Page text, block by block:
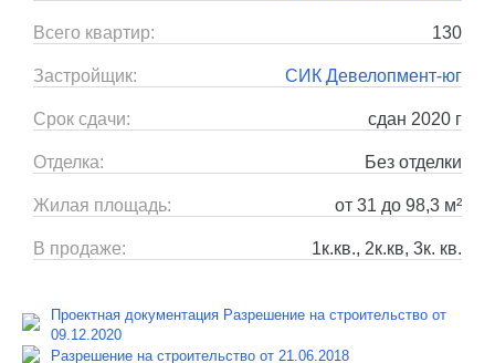
Всего квартир: 130
Застройщик: СИК Девелопмент-юг
Срок сдачи: сдан 2020 г
Отделка: Без отделки
Жилая площадь: от 31 до 98,3 м²
В продаже: 1к.кв., 2к.кв, 3к. кв.
Проектная документация Разрешение на строительство от
09.12.2020
Разрешение на строительство от 21.06.2018